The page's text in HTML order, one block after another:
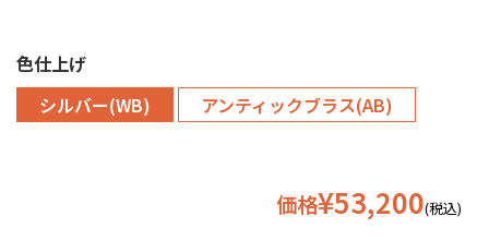
色仕上げ
シルバー(WB)
アンティックブラス(AB)
価格¥53,200(税込)